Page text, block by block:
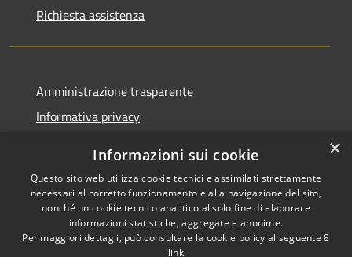
Richiesta assistenza
Amministrazione trasparente
Informativa privacy
Dichiarazione di accessibilità
RSS
Copyright © 2026 • Comune di
×
Informazioni sui cookie
Questo sito web utilizza cookie tecnici e assimilati strettamente
necessari al corretto funzionamento e alla navigazione del sito,
nonché un cookie tecnico analitico al solo fine di elaborare
informazioni statistiche, aggregate e anonime.
Per maggiori dettagli, può consultare la cookie policy al seguente8
link